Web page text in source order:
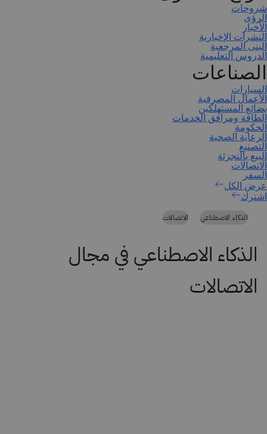
اشترك
الذكاء الاصطناعي الاتصالات
الذكاء الاصطناعي في مجال
الاتصالات